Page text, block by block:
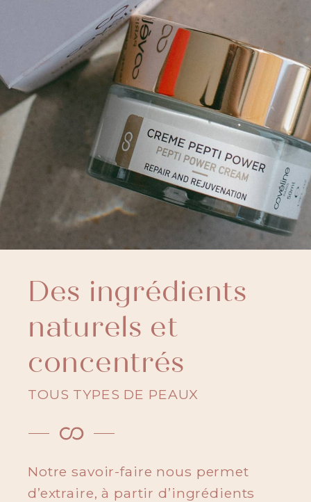
Des ingrédients
naturels et
concentrés
TOUS TYPES DE PEAUX
Notre savoir-faire nous permet
d’extraire, à partir d’ingrédients